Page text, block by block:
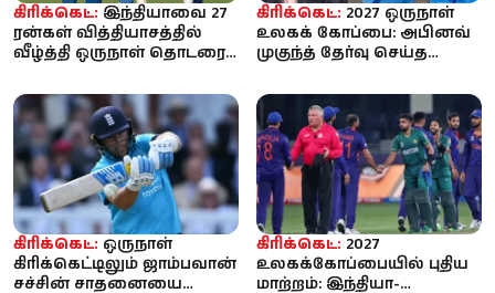
கிரிக்கெட்: இந்தியாவை 27
ரன்கள் வித்தியாசத்தில்
வீழ்த்தி ஒருநாள் தொடரை
கிரிக்கெட்: 2027 ஒருநாள்
உலகக் கோப்பை: அபினவ்
முகுந்த் தேர்வு செய்த
கோலி ...
கிரிக்கெட்: ஒருநாள்
கிரிக்கெட்டிலும் ஜாம்பவான்
சச்சின் சாதனையை
கிரிக்கெட்: 2027
உலகக்கோப்பையில் புதிய
மாற்றம்: இந்தியா-